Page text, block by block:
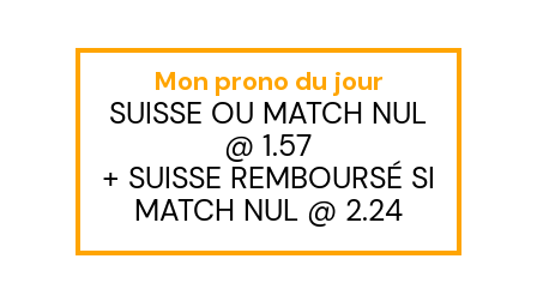
Mon prono du jour
SUISSE OU MATCH NUL
@ 1.57
+ SUISSE REMBOURSÉ SI
MATCH NUL @ 2.24